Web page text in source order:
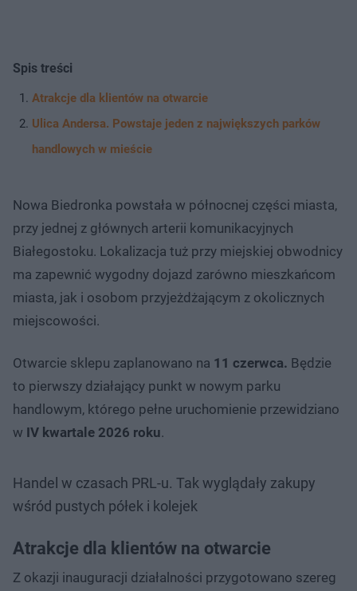
Spis treści
Atrakcje dla klientów na otwarcie
Ulica Andersa. Powstaje jeden z największych parków
handlowych w mieście
Nowa Biedronka powstała w północnej części miasta,
przy jednej z głównych arterii komunikacyjnych
Białegostoku. Lokalizacja tuż przy miejskiej obwodnicy
ma zapewnić wygodny dojazd zarówno mieszkańcom
miasta, jak i osobom przyjeżdżającym z okolicznych
miejscowości.
Otwarcie sklepu zaplanowano na 11 czerwca. Będzie
to pierwszy działający punkt w nowym parku
handlowym, którego pełne uruchomienie przewidziano
w IV kwartale 2026 roku.
Handel w czasach PRL-u. Tak wyglądały zakupy
wśród pustych półek i kolejek
Atrakcje dla klientów na otwarcie
Z okazji inauguracji działalności przygotowano szereg